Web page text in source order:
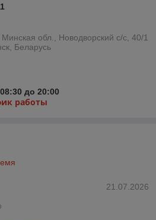
обл., Новодворский с/с, 40/1
Беларусь
до 20:00
работы
21.07.2026